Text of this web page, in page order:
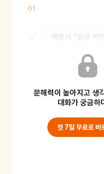
01
책에서 "살이 찌
했는데, 왜 그렇
아마도 살이 쪘다고 걱정
같아요. 살찐 친구들과 함
문해력이 높아지고 생
대화가 궁금하
첫 7일 무료로 바